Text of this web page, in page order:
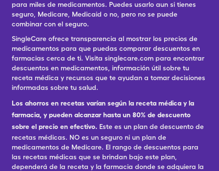
para miles de medicamentos. Puedes usarlo aun si tienes
seguro, Medicare, Medicaid o no, pero no se puede
combinar con el seguro.
SingleCare ofrece transparencia al mostrar los precios de
medicamentos para que puedas comparar descuentos en
farmacias cerca de ti. Visita singlecare.com para encontrar
descuentos en medicamentos, información útil sobre tu
receta médica y recursos que te ayudan a tomar decisiones
informadas sobre tu salud.
Los ahorros en recetas varían según la receta médica y la
farmacia, y pueden alcanzar hasta un 80% de descuento
sobre el precio en efectivo. Este es un plan de descuento de
recetas médicas. NO es un seguro ni un plan de
medicamentos de Medicare. El rango de descuentos para
las recetas médicas que se brindan bajo este plan,
dependerá de la receta y la farmacia donde se adquiera la